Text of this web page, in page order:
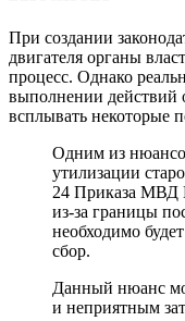
При создании
двигателя органы
процесс. Однако
выполнении
всплывать некоторые
Одним из
утилизации
24 Приказа МВД
из-за границы
необходимо
сбор.
Данный нюанс
и неприятным